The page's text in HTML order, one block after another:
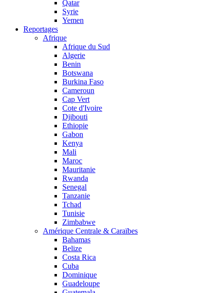
Qatar
Syrie
Yemen
Reportages
Afrique
Afrique du Sud
Algerie
Benin
Botswana
Burkina Faso
Cameroun
Cap Vert
Cote d'Ivoire
Djibouti
Ethiopie
Gabon
Kenya
Mali
Maroc
Mauritanie
Rwanda
Senegal
Tanzanie
Tchad
Tunisie
Zimbabwe
Amérique Centrale & Caraïbes
Bahamas
Belize
Costa Rica
Cuba
Dominique
Guadeloupe